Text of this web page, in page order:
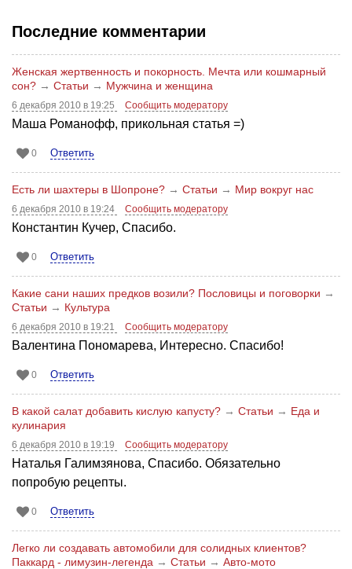
Последние комментарии
Женская жертвенность и покорность. Мечта или кошмарный
сон? → Статьи → Мужчина и женщина
6 декабря 2010 в 19:25 Сообщить модератору
Mаша Романофф, прикольная статья =)
0 Ответить
Есть ли шахтеры в Шопроне? → Статьи → Мир вокруг нас
6 декабря 2010 в 19:24 Сообщить модератору
Константин Кучер, Спасибо.
0 Ответить
Какие сани наших предков возили? Пословицы и поговорки →
Статьи → Культура
6 декабря 2010 в 19:21 Сообщить модератору
Валентина Пономарева, Интересно. Спасибо!
0 Ответить
В какой салат добавить кислую капусту? → Статьи → Еда и
кулинария
6 декабря 2010 в 19:19 Сообщить модератору
Наталья Галимзянова, Спасибо. Обязательно
попробую рецепты.
0 Ответить
Легко ли создавать автомобили для солидных клиентов?
Паккард - лимузин-легенда → Статьи → Авто-мото